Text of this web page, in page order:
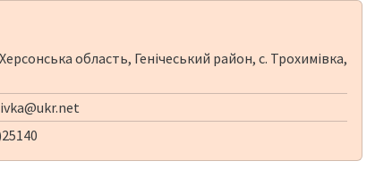
область, Генічеський район, с. Трохимівка,